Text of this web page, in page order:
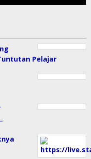
Pelajar